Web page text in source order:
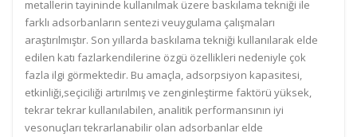
metallerin tayininde kullanılmak üzere baskılama tekniği ile
farklı adsorbanların sentezi veuygulama çalışmaları
araştırılmıştır. Son yıllarda baskılama tekniği kullanılarak elde
edilen katı fazlarkendilerine özgü özellikleri nedeniyle çok
fazla ilgi görmektedir. Bu amaçla, adsorpsiyon kapasitesi,
etkinliği,seçiciliği artırılmış ve zenginleştirme faktörü yüksek,
tekrar tekrar kullanılabilen, analitik performansının iyi
vesonuçları tekrarlanabilir olan adsorbanlar elde